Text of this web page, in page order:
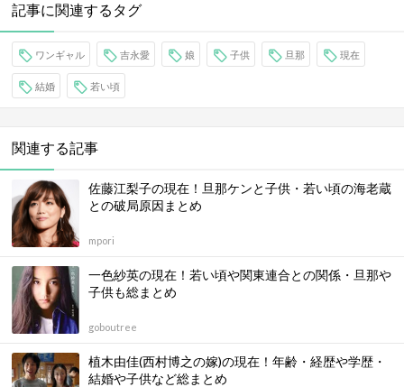
記事に関連するタグ
ワンギャル 吉永愛 娘 子供 旦那 現在
結婚 若い頃
関連する記事
佐藤江梨子の現在！旦那ケンと子供・若い頃の海老蔵
との破局原因まとめ
mpori
一色紗英の現在！若い頃や関東連合との関係・旦那や
子供も総まとめ
goboutree
植木由佳(西村博之の嫁)の現在！年齢・経歴や学歴・
結婚や子供など総まとめ